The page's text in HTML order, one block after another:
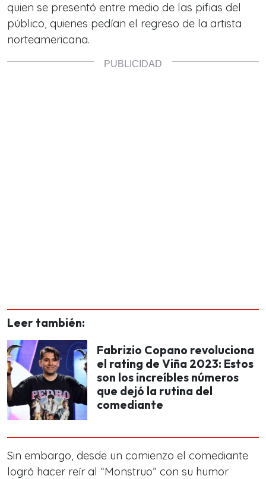
quien se presentó entre medio de las pifias del
público, quienes pedían el regreso de la artista
norteamericana.
Leer también:
Fabrizio Copano revoluciona
el rating de Viña 2023: Estos
son los increíbles números
que dejó la rutina del
comediante
Sin embargo, desde un comienzo el comediante
logró hacer reír al “Monstruo” con su humor